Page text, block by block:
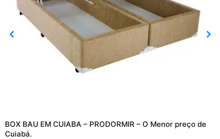
BOX BAU EM CUIABA – PRODORMIR – O Menor preço de
Cuiabá.